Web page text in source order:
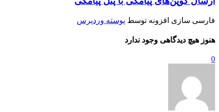
فارسی سازی افزونه توسط پوسته وردپرس
هنوز هیچ دیدگاهی وجود ندارد
0